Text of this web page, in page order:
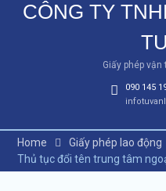
CÔNG TY
Giấy phép
090 145
Home
Giấy phép lao động
Thủ tục đổi tên trung tâm